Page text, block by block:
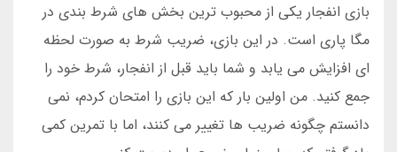
بازی انفجار یکی از محبوب ترین بخش های شرط بندی در
مگا پاری است. در این بازی، ضریب شرط به صورت لحظه
ای افزایش می یابد و شما باید قبل از انفجار، شرط خود را
جمع کنید. من اولین بار که این بازی را امتحان کردم، نمی
دانستم چگونه ضریب ها تغییر می کنند، اما با تمرین کمی